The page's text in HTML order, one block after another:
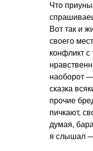
Что
Вот так и
своего
конфликт
наоборот
сказка
прочие
пичкают,
думая,
я слышал